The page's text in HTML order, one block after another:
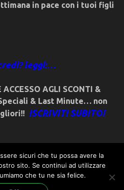
in pace con i tuoi figli
leggi:…
ACCESSO AGLI SCONTI &
& Last Minute… non
ISCRIVITI SUBITO!
LLC -*-
dragonslayer.com
sicuri che tu possa avere la
sito. Se continui ad utilizzare
che tu ne sia felice.